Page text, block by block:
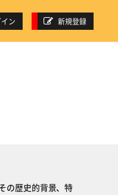
ン 新規登録
の歴史的背景、特